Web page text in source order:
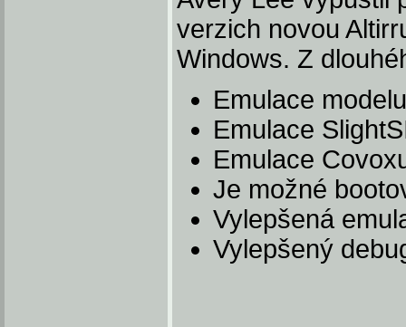
verzich novou
Windows. Z
Emulace
Emulace
Emulace
Je možné
Vylepšená
Vylepšený